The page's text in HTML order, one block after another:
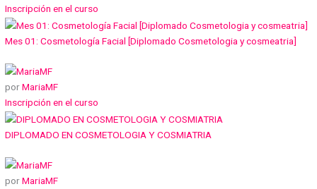
Inscripción en el curso
Mes 01: Cosmetología Facial [Diplomado Cosmetologia y cosmeatria]
porMariaMF
Inscripción en el curso
DIPLOMADO EN COSMETOLOGIA Y COSMIATRIA
porMariaMF